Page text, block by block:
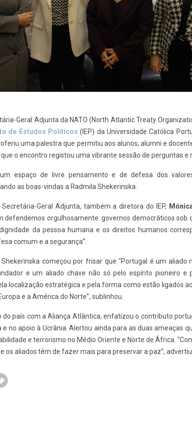
Geral Adjunta da NATO (North Atlantic Treaty
de Estudos Políticos(IEP) da Universidade Católica
uma palestra que permitiu aos alunos, alumni e
o encontro registou uma vibrante sessão de perguntas e
espaço de livre pensamento e de defesa dos
as boas-vindas a Radmila Shekerinska.
Geral Adjunta, também a diretora do IEP,
defendemos orgulhosamente: governos democráticos sob
da pessoa humana e os direitos humanos
comum e a segurança”.
Shekerinska começou por frisar que “Portugal é um
e um aliado chave não só pelo espírito pioneiro e
localização estratégica e pela forma como estão ligados
e a América do Norte”, sublinhou.
país com a Aliança Atlântica, enfatizou o contributo
no apoio à Ucrânia. Alertou ainda para as duas ameaças
e terrorismo no Médio Oriente e Norte de África.
os aliados têm de fazer mais para preservar a paz”, advertiu.